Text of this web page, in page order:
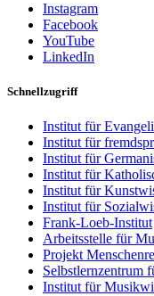
Instagram
Facebook
YouTube
LinkedIn
Schnellzugriff
Institut für
Institut für
Institut für
Institut für
Institut für
Institut für
Frank-Loeb-Institut
Arbeitsstelle für
Projekt
Selbstlernzentrum
Institut für